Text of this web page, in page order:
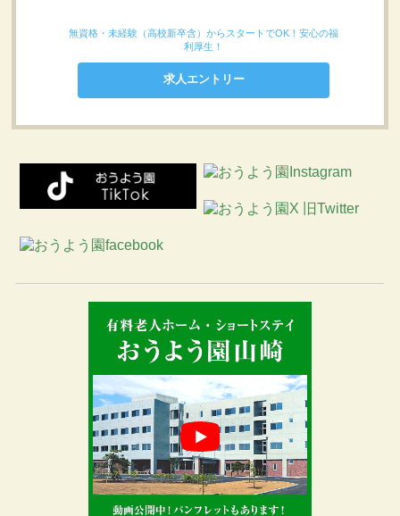
無資格・未経験（高校新卒含）からスタートでOK！安心の福
利厚生！
求人エントリー